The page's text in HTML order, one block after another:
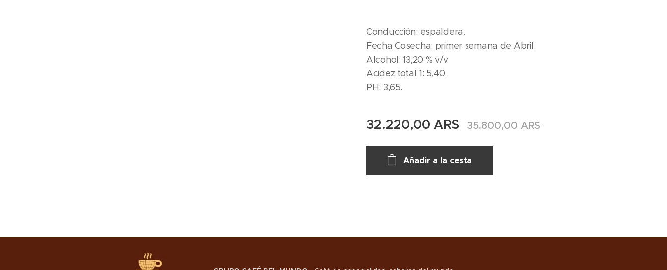
Conducción: espaldera.
Fecha Cosecha: primer semana de Abril.
Alcohol: 13,20 % v/v.
Acidez total 1: 5,40.
PH: 3,65.
32.220,00 ARS 35.800,00ARS
Añadir a la cesta